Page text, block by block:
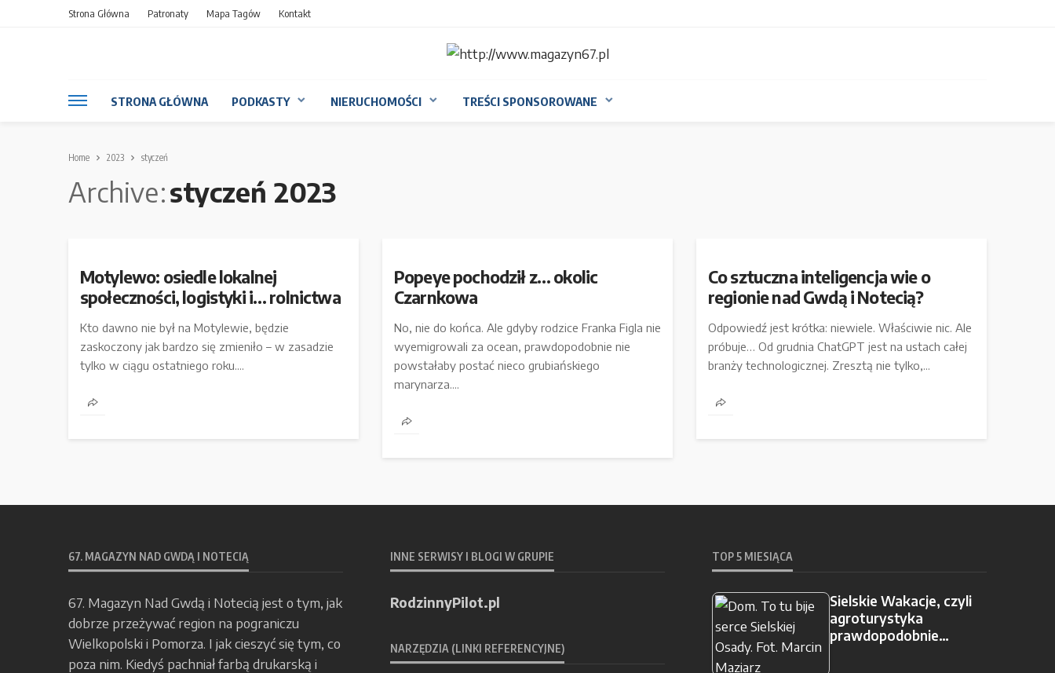
Strona Główna Patronaty Mapa Tagów Kontakt
STRONA GŁÓWNA PODKASTY NIERUCHOMOŚCI TREŚCI SPONSOROWANE
Home 2023 styczeń
Archive styczeń 2023
Motylewo: osiedle lokalnej
społeczności, logistyki i… rolnictwa
Kto dawno nie był na Motylewie, będzie
zaskoczony jak bardzo się zmieniło – w zasadzie
tylko w ciągu ostatniego roku....
Popeye pochodził z… okolic
Czarnkowa
No, nie do końca. Ale gdyby rodzice Franka Figla nie
wyemigrowali za ocean, prawdopodobnie nie
powstałaby postać nieco grubiańskiego
marynarza....
Co sztuczna inteligencja wie o
regionie nad Gwdą i Notecią?
Odpowiedź jest krótka: niewiele. Właściwie nic. Ale
próbuje… Od grudnia ChatGPT jest na ustach całej
branży technologicznej. Zresztą nie tylko,...
67. MAGAZYN NAD GWDĄ I NOTECIĄ
67. Magazyn Nad Gwdą i Notecią jest o tym, jak
dobrze przeżywać region na pograniczu
Wielkopolski i Pomorza. I jak cieszyć się tym, co
poza nim. Kiedyś pachniał farbą drukarską i
INNE SERWISY I BLOGI W GRUPIE
RodzinnyPilot.pl
NARZĘDZIA (LINKI REFERENCYJNE)
TOP 5 MIESIĄCA
Sielskie Wakacje, czyli
agroturystyka
prawdopodobnie…